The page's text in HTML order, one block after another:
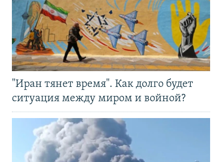
"Иран тянет время". Как долго будет
ситуация между миром и войной?